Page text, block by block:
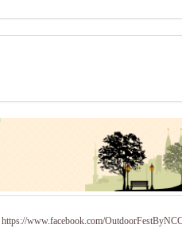
https://www.facebook.com/